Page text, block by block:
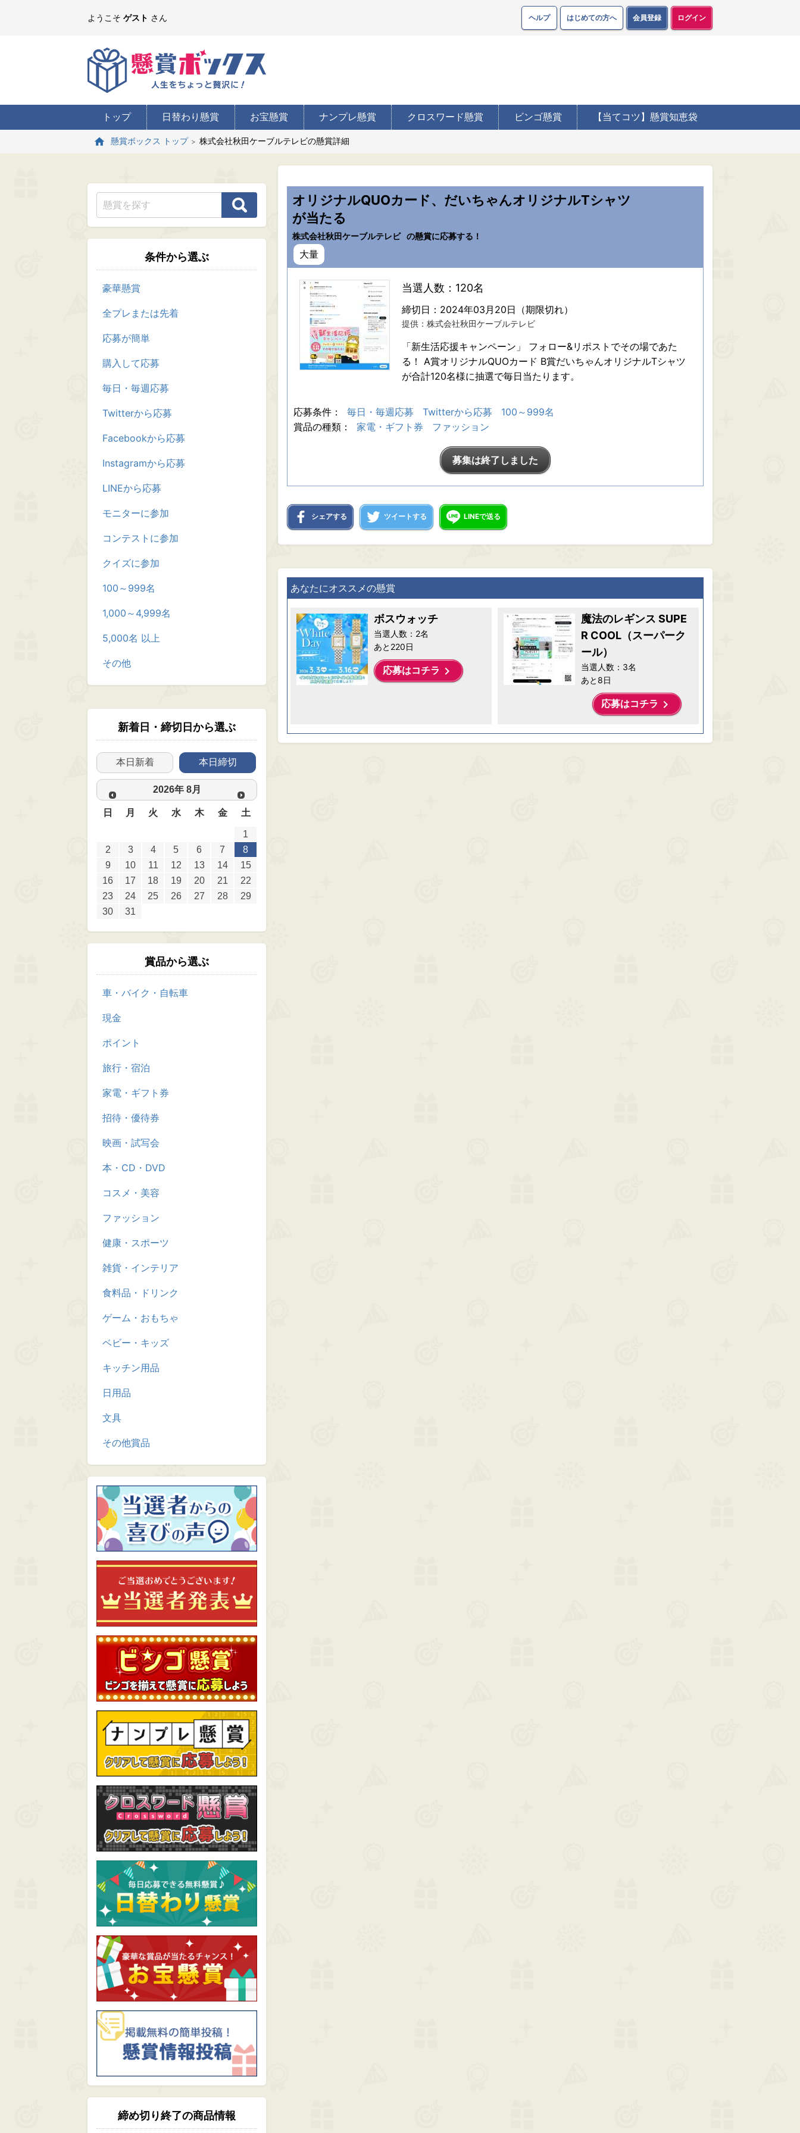
ようこそ ゲスト さん ヘルプ はじめての方へ 会員登録 ログイン
トップ 日替わり懸賞 お宝懸賞 ナンプレ懸賞 クロスワード懸賞 ビンゴ懸賞 【当てコツ】懸賞知恵袋
懸賞ボックス トップ 株式会社秋田ケーブルテレビの懸賞詳細
条件から選ぶ
豪華懸賞
全プレまたは先着
応募が簡単
購入して応募
毎日・毎週応募
Twitterから応募
Facebookから応募
Instagramから応募
LINEから応募
モニターに参加
コンテストに参加
クイズに参加
100～999名
1,000～4,999名
5,000名 以上
その他
新着日・締切日から選ぶ
本日新着 本日締切
2026年 8月
日 月 火 水 木 金 土
1
2
3 4 5 6 7
8
9
10 11 12 13 14
15
16
17 18 19 20 21
22
23
24 25 26 27 28
29
30
31
賞品から選ぶ
車・バイク・自転車
現金
ポイント
旅行・宿泊
家電・ギフト券
招待・優待券
映画・試写会
本・CD・DVD
コスメ・美容
ファッション
健康・スポーツ
雑貨・インテリア
食料品・ドリンク
ゲーム・おもちゃ
ベビー・キッズ
キッチン用品
日用品
文具
その他賞品
締め切り終了の商品情報
オリジナルQUOカード、だいちゃんオリジナルTシャツ
が当たる
株式会社秋田ケーブルテレビ の懸賞に応募する！
大量
当選人数：120名
締切日：2024年03月20日（期限切れ）
提供：株式会社秋田ケーブルテレビ
「新生活応援キャンペーン」 フォロー&リポストでその場であた
る！ A賞オリジナルQUOカード B賞だいちゃんオリジナルTシャツ
が合計120名様に抽選で毎日当たります。
応募条件： 毎日・毎週応募 Twitterから応募
100～999名
賞品の種類：
家電・ギフト券 ファッション
募集は終了しました
シェアする ツイートする LINEで送る
あなたにオススメの懸賞
ボスウォッチ
当選人数：2名
あと220日
応募はコチラ keyboard_arrow_right
魔法のレギンス SUPE
R COOL（スーパーク
ール）
当選人数：3名
あと8日
応募はコチラ keyboard_arrow_right